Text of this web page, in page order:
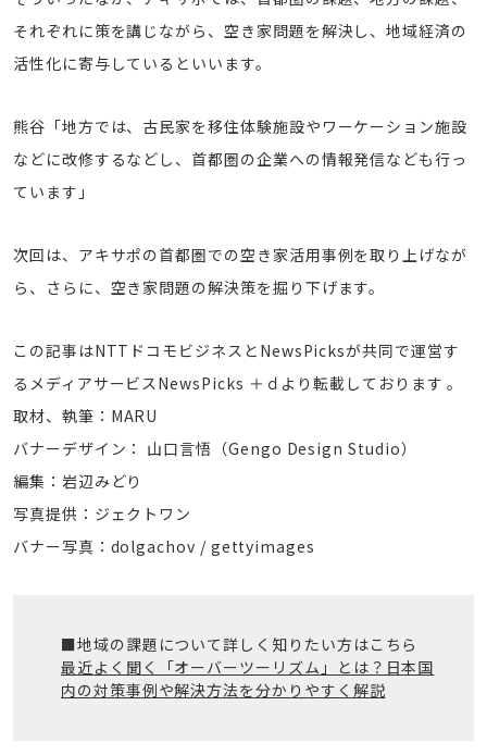
それぞれに策を講じながら、空き家問題を解決し、地域経済の
活性化に寄与しているといいます。
熊谷「地方では、古民家を移住体験施設やワーケーション施設
などに改修するなどし、首都圏の企業への情報発信なども行っ
ています」
次回は、アキサポの首都圏での空き家活用事例を取り上げなが
ら、さらに、空き家問題の解決策を掘り下げます。
この記事はNTTドコモビジネスとNewsPicksが共同で運営す
るメディアサービスNewsPicks ＋ｄより転載しております 。
取材、執筆： MARU
バナーデザイン： 山口言悟（Gengo Design Studio）
編集：岩辺みどり
写真提供：ジェクトワン
バナー写真：dolgachov / gettyimages
■地域の課題について詳しく知りたい方はこちら
最近よく聞く「オーバーツーリズム」とは？日本国
内の対策事例や解決方法を分かりやすく解説